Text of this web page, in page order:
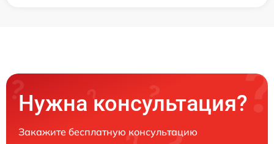
Нужна консультация?
Закажите бесплатную консультацию